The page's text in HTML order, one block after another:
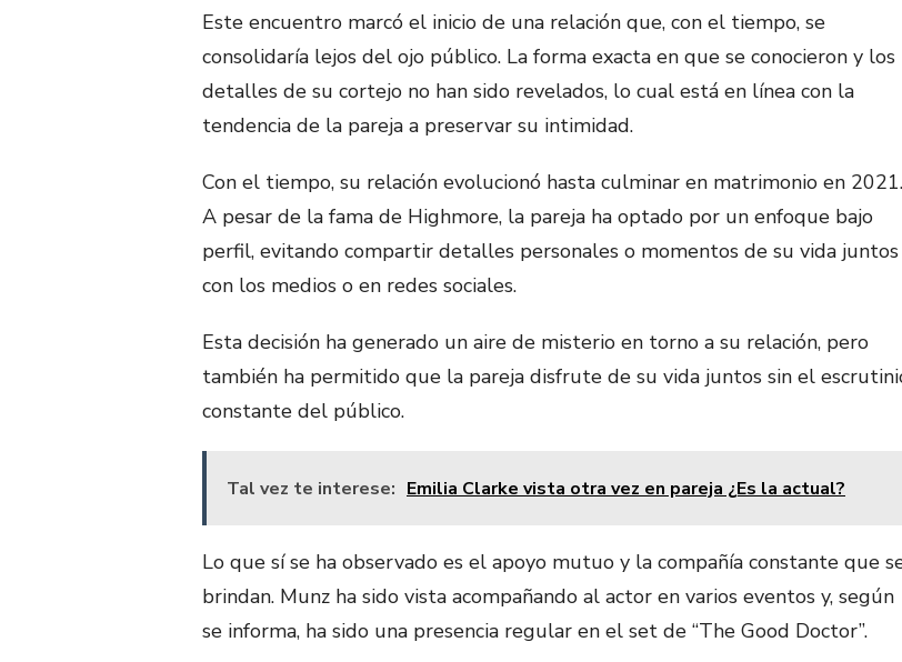
Este encuentro marcó el inicio de una relación que, con el tiempo, se
consolidaría lejos del ojo público. La forma exacta en que se conocieron y los
detalles de su cortejo no han sido revelados, lo cual está en línea con la
tendencia de la pareja a preservar su intimidad.
Con el tiempo, su relación evolucionó hasta culminar en matrimonio en 2021.
A pesar de la fama de Highmore, la pareja ha optado por un enfoque bajo
perfil, evitando compartir detalles personales o momentos de su vida juntos
con los medios o en redes sociales.
Esta decisión ha generado un aire de misterio en torno a su relación, pero
también ha permitido que la pareja disfrute de su vida juntos sin el
constante del público.
Tal vez te interese: Emilia Clarke vista otra vez en pareja ¿Es la actual?
Lo que sí se ha observado es el apoyo mutuo y la compañía constante que
brindan. Munz ha sido vista acompañando al actor en varios eventos y, según
se informa, ha sido una presencia regular en el set de “The Good Doctor”.